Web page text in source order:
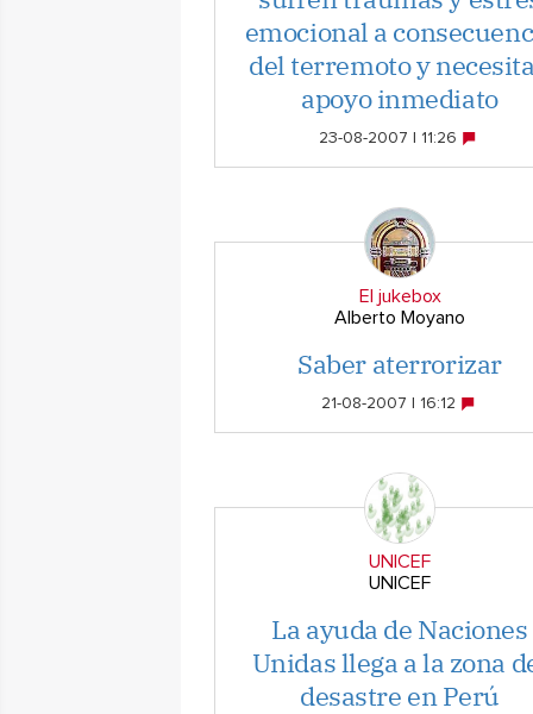
emocional a
del terremoto y
apoyo inmediato
23-08-2007 | 11:26
El jukebox
Alberto Moyano
Saber aterrorizar
21-08-2007 | 16:12
UNICEF
UNICEF
La ayuda de Naciones
Unidas llega a la zona
desastre en Perú